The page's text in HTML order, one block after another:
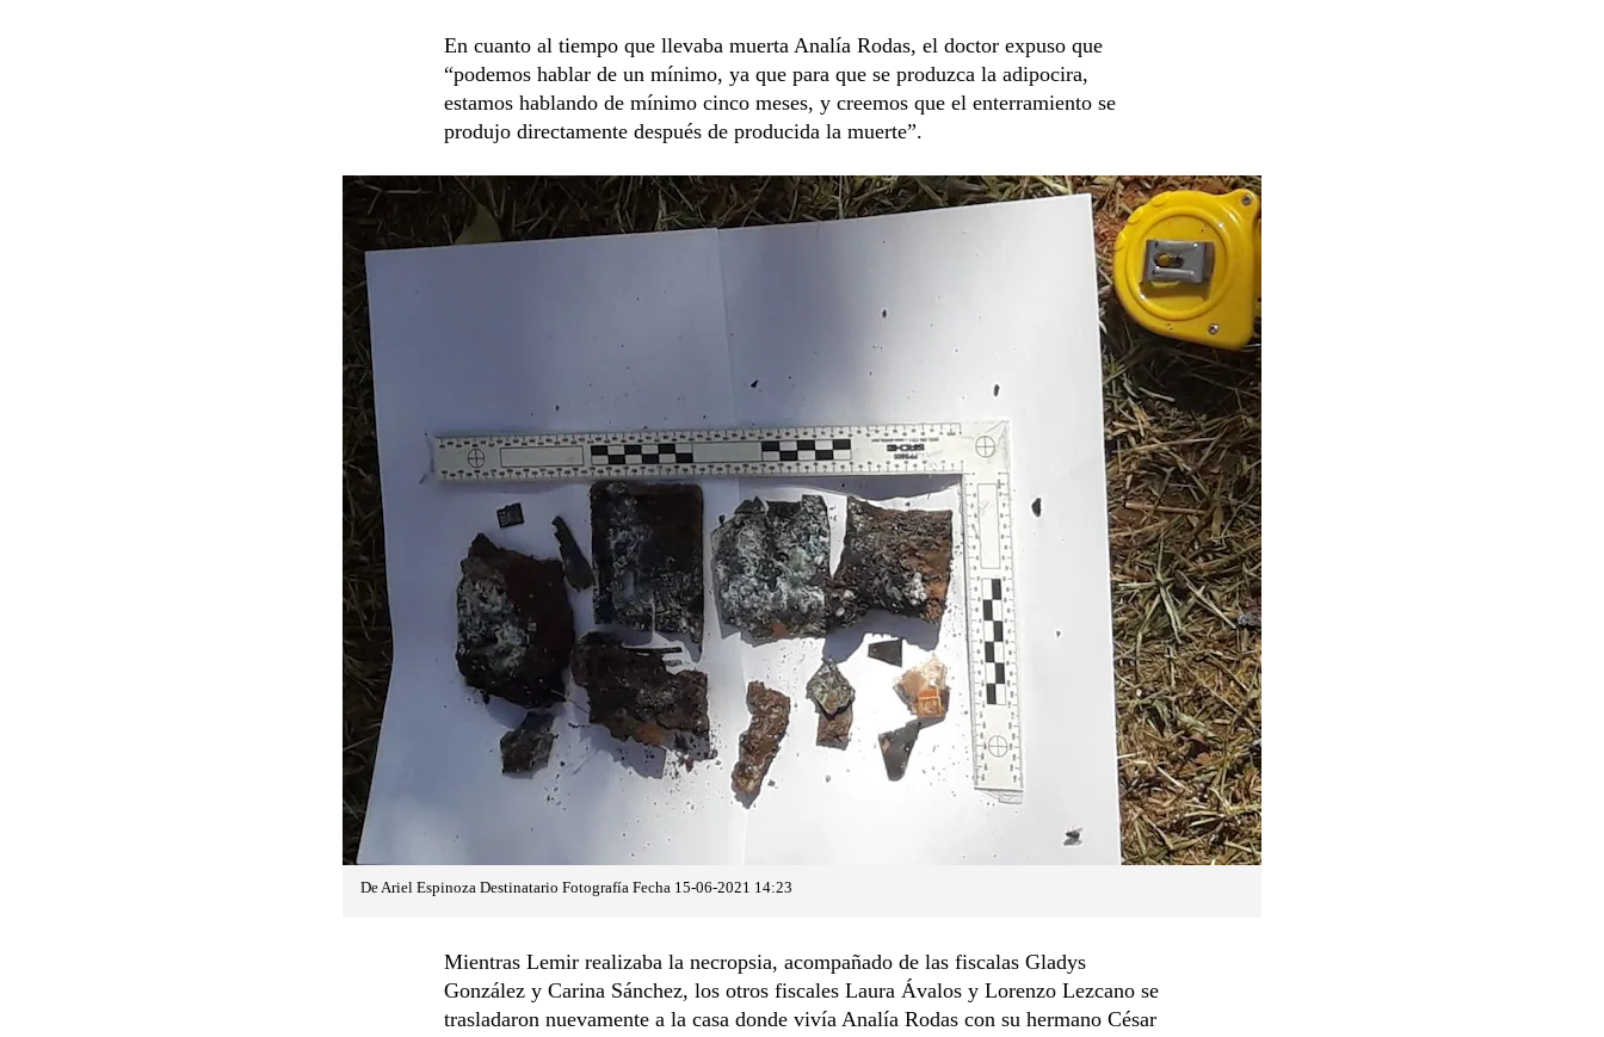
En cuanto al tiempo que llevaba muerta Analía Rodas, el doctor expuso que
“podemos hablar de un mínimo, ya que para que se produzca la adipocira,
estamos hablando de mínimo cinco meses, y creemos que el enterramiento se
produjo directamente después de producida la muerte”.
De Ariel Espinoza Destinatario Fotografía Fecha 15-06-2021 14:23
Mientras Lemir realizaba la necropsia, acompañado de las fiscalas Gladys
González y Carina Sánchez, los otros fiscales Laura Ávalos y Lorenzo Lezcano se
trasladaron nuevamente a la casa donde vivía Analía Rodas con su hermano César